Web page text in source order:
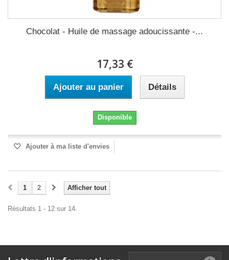
Chocolat - Huile de massage adoucissante -...
17,33 €
Ajouter au panier Détails
Disponible
Ajouter à ma liste d'envies
Afficher tout
1 2
Résultats 1 - 12 sur 14.